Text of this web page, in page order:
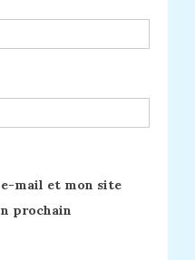
mail et mon site
prochain